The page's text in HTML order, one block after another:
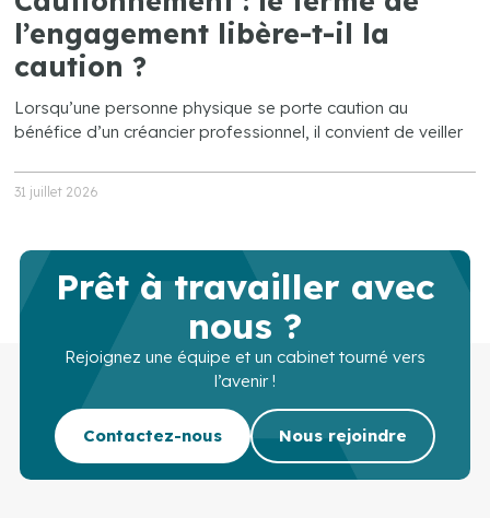
l’engagement libère-t-il la
caution ?
Lorsqu’une personne physique se porte caution au
bénéfice d’un créancier professionnel, il convient de veiller
31 juillet 2026
Prêt à travailler avec
nous ?
Rejoignez une équipe et un cabinet tourné vers
l’avenir !
Contactez-nous Nous rejoindre